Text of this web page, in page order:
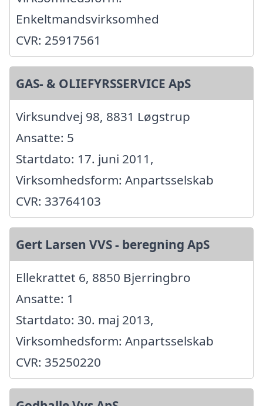
Enkeltmandsvirksomhed
CVR: 25917561
GAS- & OLIEFYRSSERVICE ApS
Virksundvej 98, 8831 Løgstrup
Ansatte: 5
Startdato: 17. juni 2011,
Virksomhedsform: Anpartsselskab
CVR: 33764103
Gert Larsen VVS - beregning ApS
Ellekrattet 6, 8850 Bjerringbro
Ansatte: 1
Startdato: 30. maj 2013,
Virksomhedsform: Anpartsselskab
CVR: 35250220